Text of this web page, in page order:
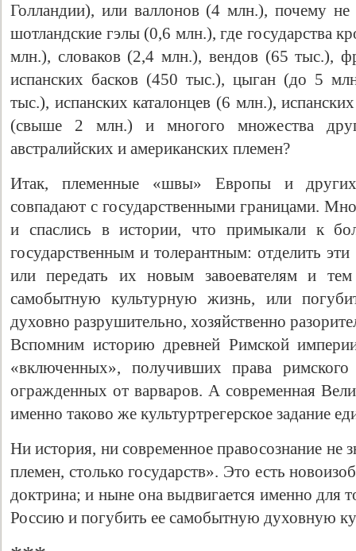
Голландии), или валлонов (4 млн.), почему
шотландские гэлы (0,6 млн.), где государства
млн.), словаков (2,4 млн.), вендов (65 тыс.),
испанских басков (450 тыс.), цыган (до 5
тыс.), испанских каталонцев (6 млн.),
(свыше 2 млн.) и многого множества
австралийских и американских племен?
Итак, племенные «швы» Европы и
совпадают с государственными границами.
и спаслись в истории, что примыкали к
государственным и толерантным: отделить
или передать их новым завоевателям и
самобытную культурную жизнь, или
духовно разрушительно, хозяйственно
Вспомним историю древней Римской
«включенных», получивших права
огражденных от варваров. А современная
именно таково же культуртрегерское задание
Ни история, ни современное правосознание не
племен, столько государств». Это есть
доктрина; и ныне она выдвигается именно для
Россию и погубить ее самобытную духовную